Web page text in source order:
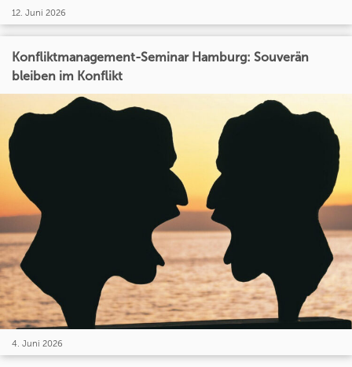
12. Juni 2026
Konfliktmanagement-Seminar Hamburg: Souverän
bleiben im Konflikt
4. Juni 2026